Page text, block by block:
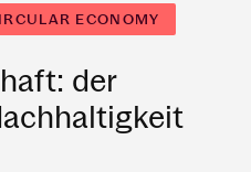
ECONOMY
der